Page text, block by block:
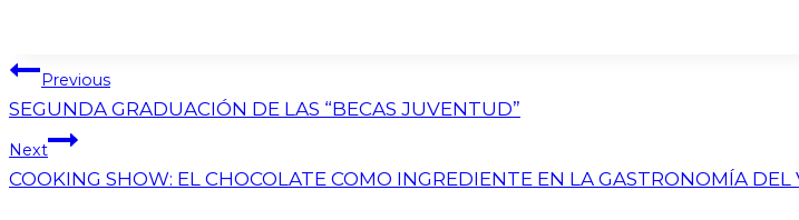
Previous
SEGUNDA GRADUACIÓN DE LAS “BECAS JUVENTUD”
Next
COOKING SHOW: EL CHOCOLATE COMO INGREDIENTE EN LA GASTRONOMÍA DEL